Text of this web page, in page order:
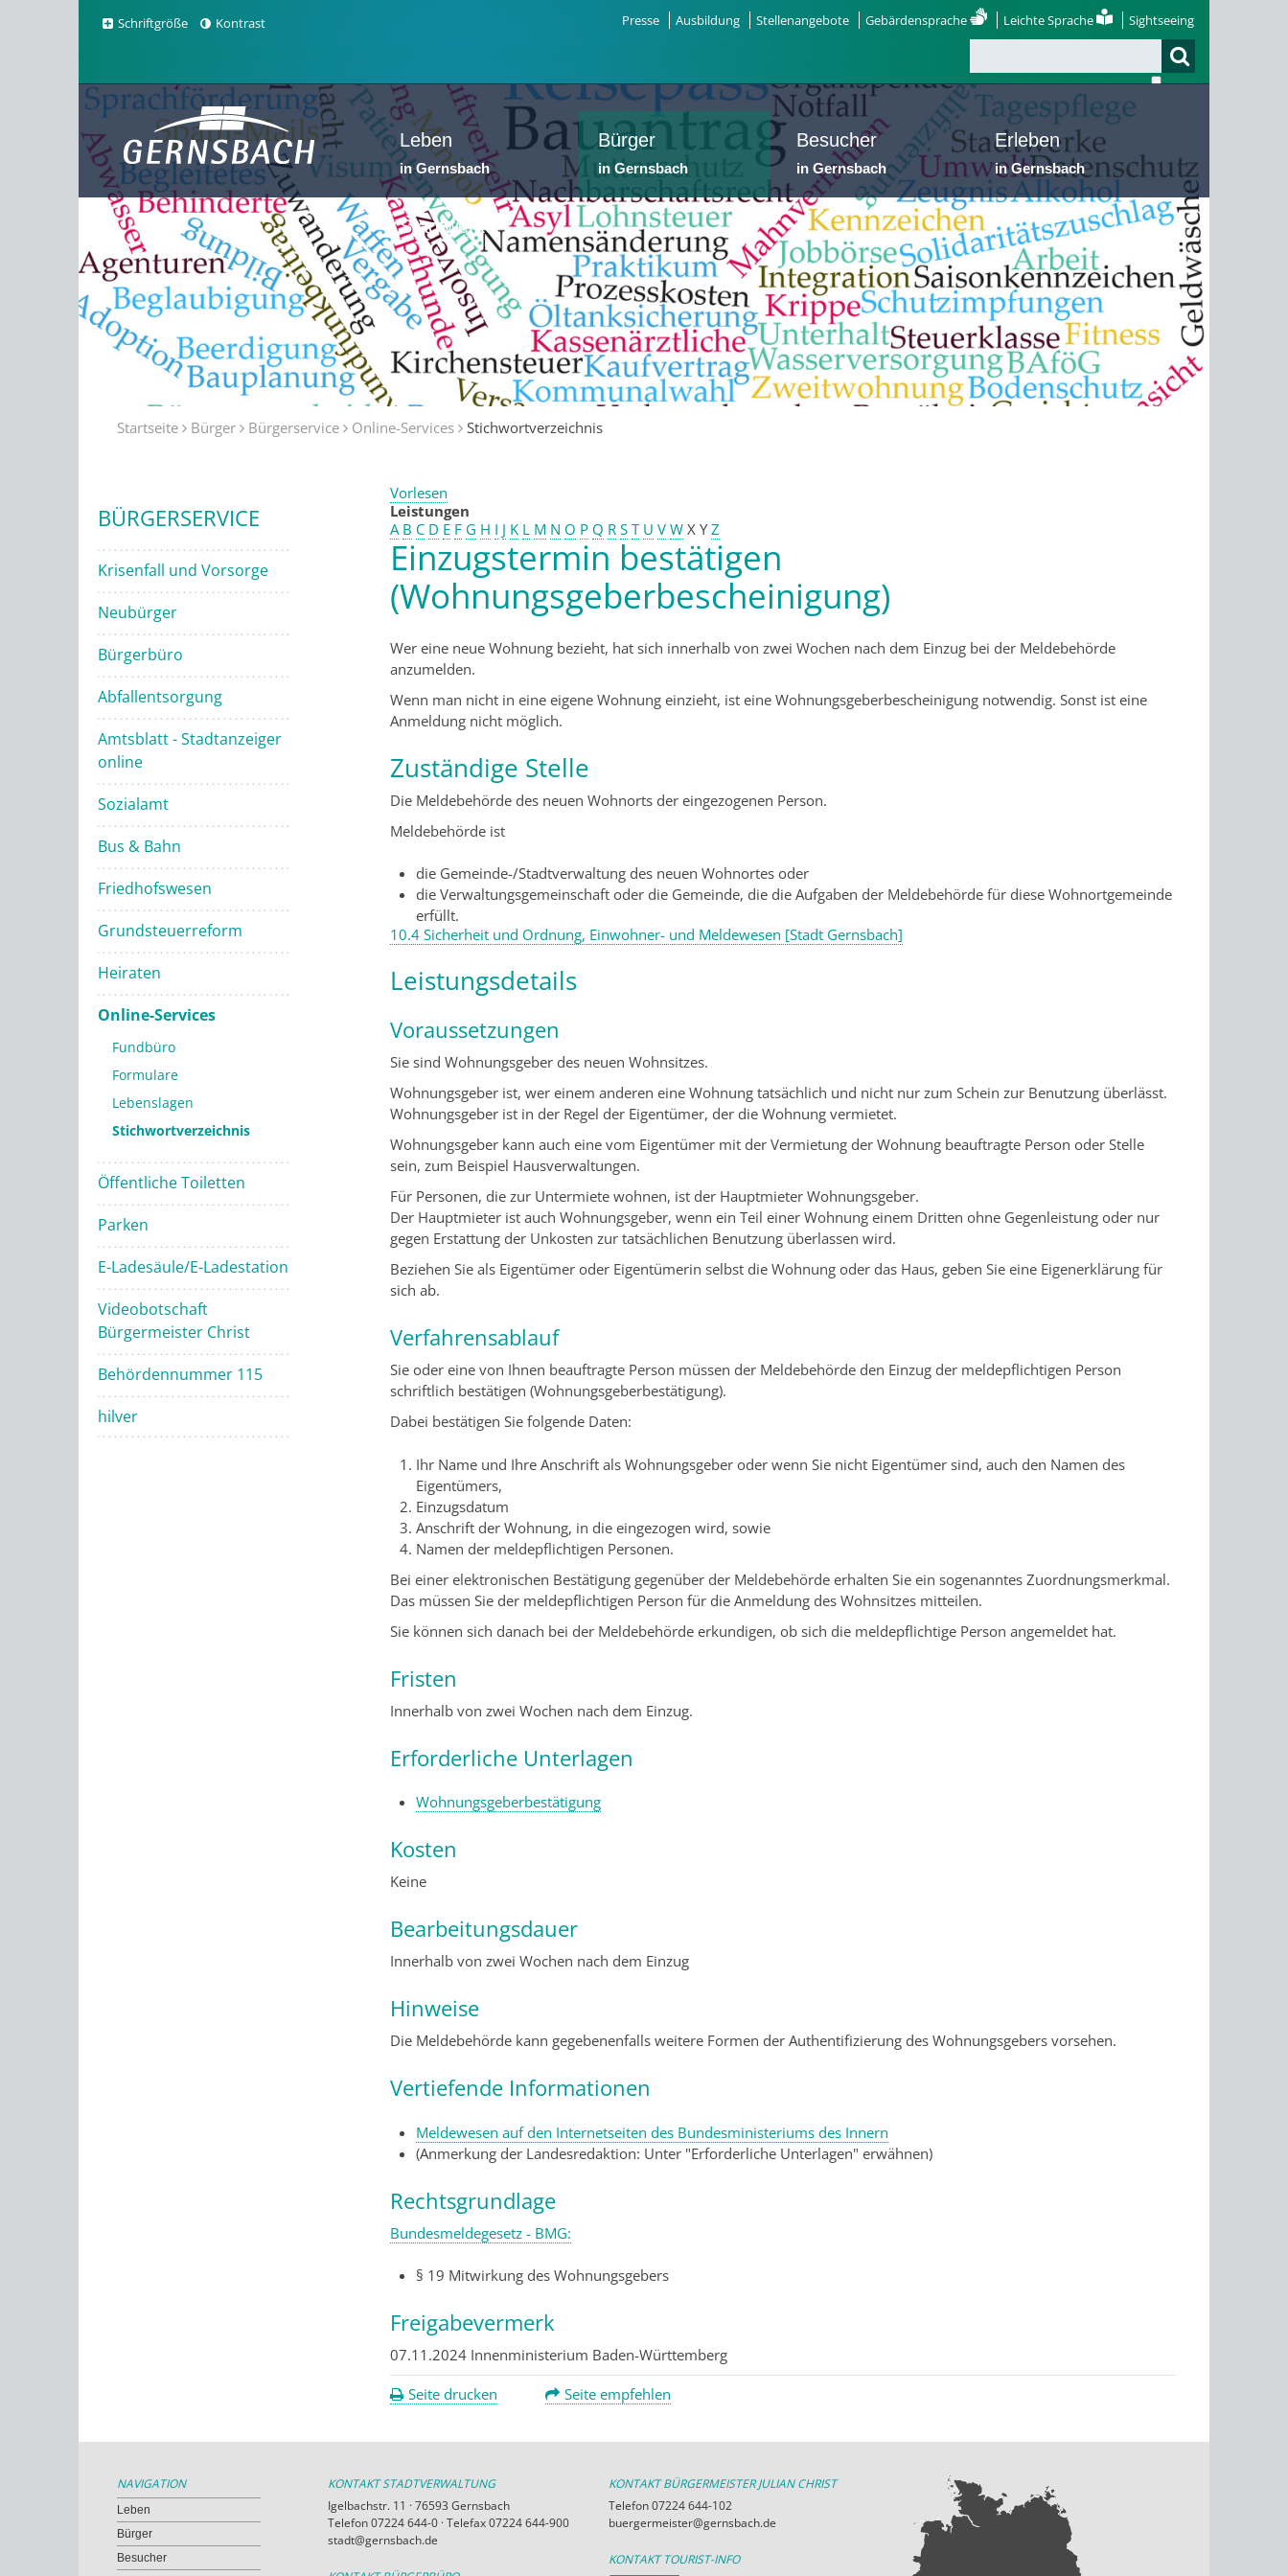
Schriftgröße Kontrast Presse Ausbildung Stellenangebote Gebärdensprache Leichte Sprache Sightseeing
Leben
in Gernsbach
Bürger
in Gernsbach
Besucher
in Gernsbach
Erleben
in Gernsbach
Stadtwerke
Startseite Bürger Bürgerservice Online-Services Stichwortverzeichnis
BÜRGERSERVICE
Krisenfall und Vorsorge
Neubürger
Bürgerbüro
Abfallentsorgung
Amtsblatt - Stadtanzeiger
online
Sozialamt
Bus & Bahn
Friedhofswesen
Grundsteuerreform
Heiraten
Online-Services
Fundbüro
Formulare
Lebenslagen
Stichwortverzeichnis
Öffentliche Toiletten
Parken
E-Ladesäule/E-Ladestation
Videobotschaft
Bürgermeister Christ
Behördennummer 115
hilver
Vorlesen
Leistungen
A B C D E F G H I J K L M N O P Q R S T U V W X Y Z
Einzugstermin bestätigen
(Wohnungsgeberbescheinigung)
Wer eine neue Wohnung bezieht, hat sich innerhalb von zwei Wochen nach dem Einzug bei der Meldebehörde
anzumelden.
Wenn man nicht in eine eigene Wohnung einzieht, ist eine Wohnungsgeberbescheinigung notwendig. Sonst ist eine
Anmeldung nicht möglich.
Zuständige Stelle
Die Meldebehörde des neuen Wohnorts der eingezogenen Person.
Meldebehörde ist
die Gemeinde-/Stadtverwaltung des neuen Wohnortes oder
die Verwaltungsgemeinschaft oder die Gemeinde, die die Aufgaben der Meldebehörde für diese Wohnortgemeinde
erfüllt.
10.4 Sicherheit und Ordnung, Einwohner- und Meldewesen [Stadt Gernsbach]
Leistungsdetails
Voraussetzungen
Sie sind Wohnungsgeber des neuen Wohnsitzes.
Wohnungsgeber ist, wer einem anderen eine Wohnung tatsächlich und nicht nur zum Schein zur Benutzung überlässt.
Wohnungsgeber ist in der Regel der Eigentümer, der die Wohnung vermietet.
Wohnungsgeber kann auch eine vom Eigentümer mit der Vermietung der Wohnung beauftragte Person oder Stelle
sein, zum Beispiel Hausverwaltungen.
Für Personen, die zur Untermiete wohnen, ist der Hauptmieter Wohnungsgeber.
Der Hauptmieter ist auch Wohnungsgeber, wenn ein Teil einer Wohnung einem Dritten ohne Gegenleistung oder nur
gegen Erstattung der Unkosten zur tatsächlichen Benutzung überlassen wird.
Beziehen Sie als Eigentümer oder Eigentümerin selbst die Wohnung oder das Haus, geben Sie eine Eigenerklärung für
sich ab.
Verfahrensablauf
Sie oder eine von Ihnen beauftragte Person müssen der Meldebehörde den Einzug der meldepflichtigen Person
schriftlich bestätigen (Wohnungsgeberbestätigung).
Dabei bestätigen Sie folgende Daten:
Ihr Name und Ihre Anschrift als Wohnungsgeber oder wenn Sie nicht Eigentümer sind, auch den Namen des
Eigentümers,
Einzugsdatum
Anschrift der Wohnung, in die eingezogen wird, sowie
Namen der meldepflichtigen Personen.
Bei einer elektronischen Bestätigung gegenüber der Meldebehörde erhalten Sie ein sogenanntes Zuordnungsmerkmal.
Das müssen Sie der meldepflichtigen Person für die Anmeldung des Wohnsitzes mitteilen.
Sie können sich danach bei der Meldebehörde erkundigen, ob sich die meldepflichtige Person angemeldet hat.
Fristen
Innerhalb von zwei Wochen nach dem Einzug.
Erforderliche Unterlagen
Wohnungsgeberbestätigung
Kosten
Keine
Bearbeitungsdauer
Innerhalb von zwei Wochen nach dem Einzug
Hinweise
Die Meldebehörde kann gegebenenfalls weitere Formen der Authentifizierung des Wohnungsgebers vorsehen.
Vertiefende Informationen
Meldewesen auf den Internetseiten des Bundesministeriums des Innern
(Anmerkung der Landesredaktion: Unter "Erforderliche Unterlagen" erwähnen)
Rechtsgrundlage
Bundesmeldegesetz - BMG:
§ 19 Mitwirkung des Wohnungsgebers
Freigabevermerk
07.11.2024 Innenministerium Baden-Württemberg
Seite drucken Seite empfehlen
NAVIGATION
Leben
Bürger
Besucher
KONTAKT STADTVERWALTUNG
Igelbachstr. 11 · 76593 Gernsbach
Telefon 07224 644-0 · Telefax 07224 644-900
stadt@gernsbach.de
KONTAKT BÜRGERMEISTER JULIAN CHRIST
Telefon 07224 644-102
buergermeister@gernsbach.de
KONTAKT TOURIST-INFO